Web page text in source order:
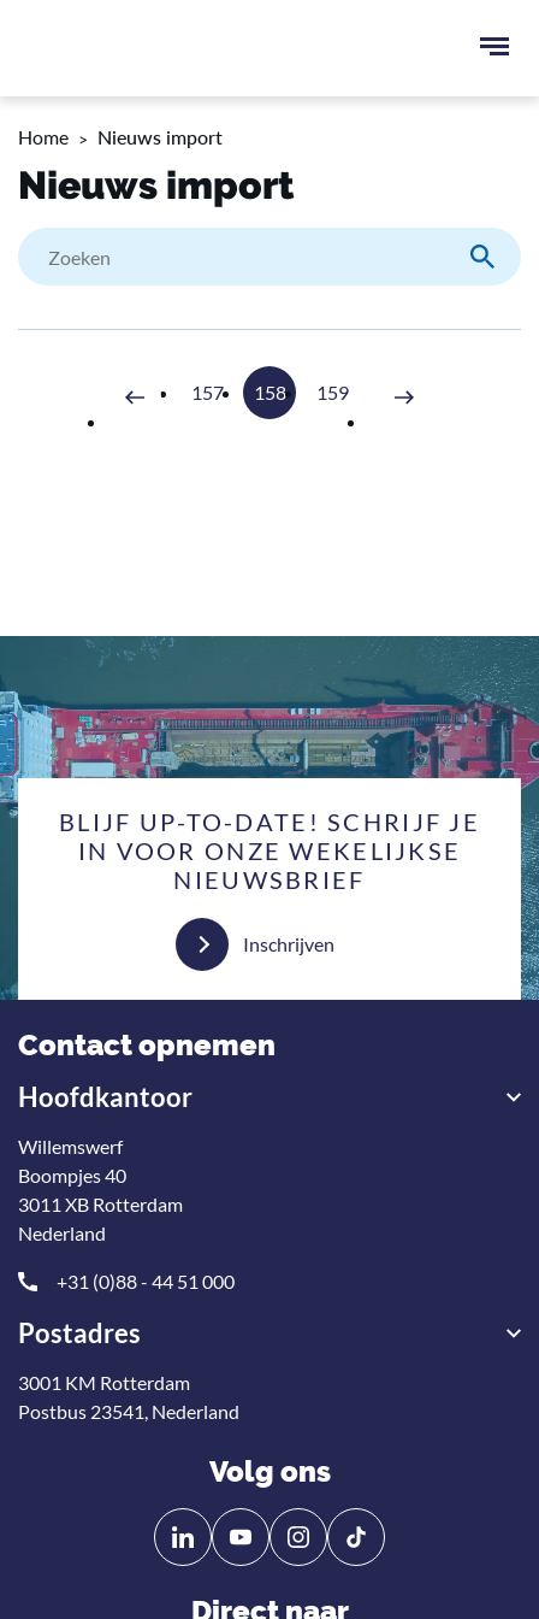
menu
Home Nieuws import
Nieuws import
Vorige 157 158 159 Volgende
BLIJF UP-TO-DATE! SCHRIJF JE
IN VOOR ONZE WEKELIJKSE
NIEUWSBRIEF
Inschrijven
Contact opnemen
Hoofdkantoor
Willemswerf
Boompjes 40
3011 XB Rotterdam
Nederland
+31 (0)88 - 44 51 000
Postadres
3001 KM Rotterdam
Postbus 23541, Nederland
Volg ons
Volg
ons
Linkedin
Volg
ons
YouTube
Direct naar